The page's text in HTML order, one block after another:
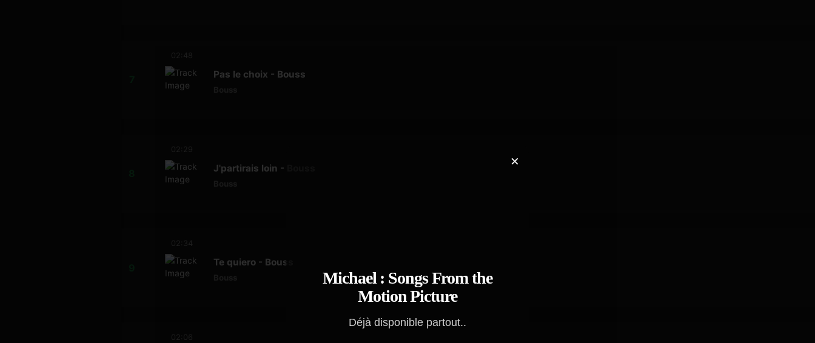
02:48
Pas le choix - Bouss
02:29
J'partirais loin - Bouss
02:34
Te quiero - Bouss
02:06
×
Michael : Songs From the
Motion Picture
Déjà disponible partout..